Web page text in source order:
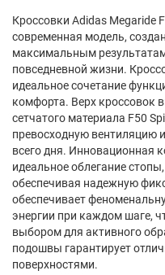
Кроссовки Adidas Megaride
современная модель,
максимальным
повседневной жизни.
идеальное сочетание
комфорта. Верх кроссовок
сетчатого материала F50
превосходную вентиляцию
всего дня. Инновационная
идеальное облегание
обеспечивая надежную
обеспечивает
энергии при каждом шаге,
выбором для активного
подошвы гарантирует
поверхностями.